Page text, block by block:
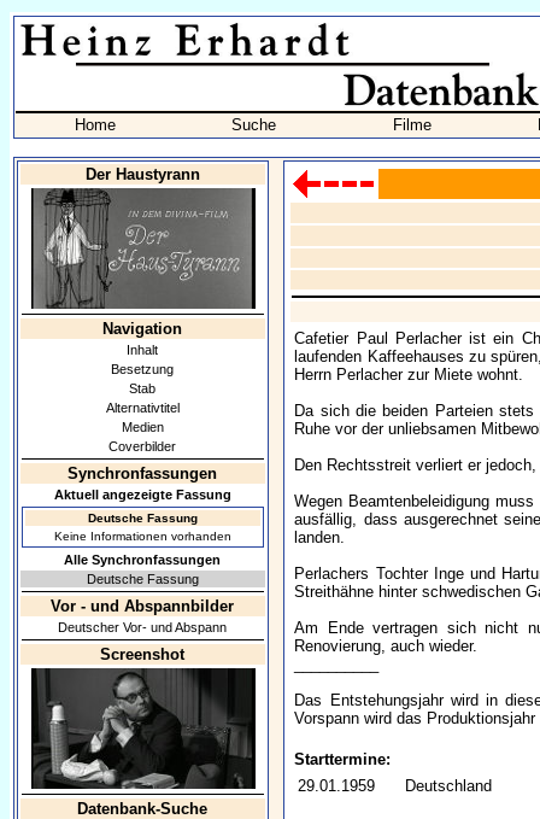
Home Suche Filme
Der Haustyrann
Navigation
Inhalt
Besetzung
Stab
Alternativtitel
Medien
Coverbilder
Synchronfassungen
Aktuell angezeigte Fassung
Deutsche Fassung
Keine Informationen vorhanden
Alle Synchronfassungen
Deutsche Fassung
Vor - und Abspannbilder
Deutscher Vor- und Abspann
Screenshot
Datenbank-Suche
Cafetier Paul Perlacher ist ein
laufenden Kaffeehauses zu
Herrn Perlacher zur Miete wohnt.
Da sich die beiden Parteien
Ruhe vor der unliebsamen
Den Rechtsstreit verliert er
Wegen Beamtenbeleidigung
ausfällig, dass ausgerechnet
landen.
Perlachers Tochter Inge und
Streithähne hinter schwedischen
Am Ende vertragen sich nicht
Renovierung, auch wieder.
Das Entstehungsjahr wird in
Vorspann wird das
Starttermine:
29.01.1959
Deutschland